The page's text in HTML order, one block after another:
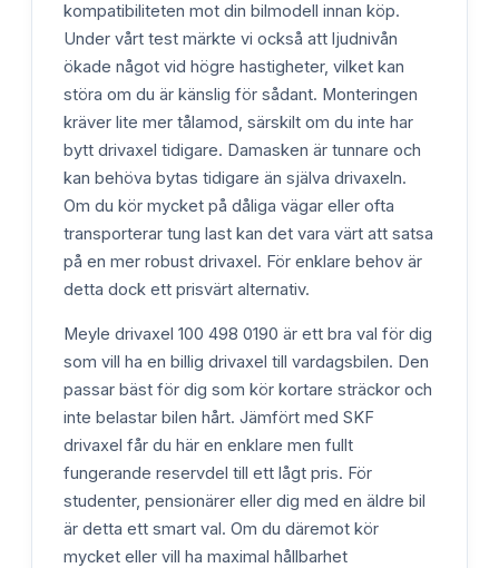
kompatibiliteten mot din bilmodell innan köp.
Under vårt test märkte vi också att ljudnivån
ökade något vid högre hastigheter, vilket kan
störa om du är känslig för sådant. Monteringen
kräver lite mer tålamod, särskilt om du inte har
bytt drivaxel tidigare. Damasken är tunnare och
kan behöva bytas tidigare än själva drivaxeln.
Om du kör mycket på dåliga vägar eller ofta
transporterar tung last kan det vara värt att satsa
på en mer robust drivaxel. För enklare behov är
detta dock ett prisvärt alternativ.
Meyle drivaxel 100 498 0190 är ett bra val för dig
som vill ha en billig drivaxel till vardagsbilen. Den
passar bäst för dig som kör kortare sträckor och
inte belastar bilen hårt. Jämfört med SKF
drivaxel får du här en enklare men fullt
fungerande reservdel till ett lågt pris. För
studenter, pensionärer eller dig med en äldre bil
är detta ett smart val. Om du däremot kör
mycket eller vill ha maximal hållbarhet